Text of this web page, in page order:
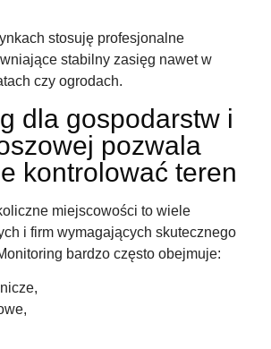
stosuję profesjonalne
stabilny zasięg nawet w
czy ogrodach.
dla gospodarstw i
pozwala
kontrolować teren
miejscowości to wiele
i firm wymagających skutecznego
bardzo często obejmuje: